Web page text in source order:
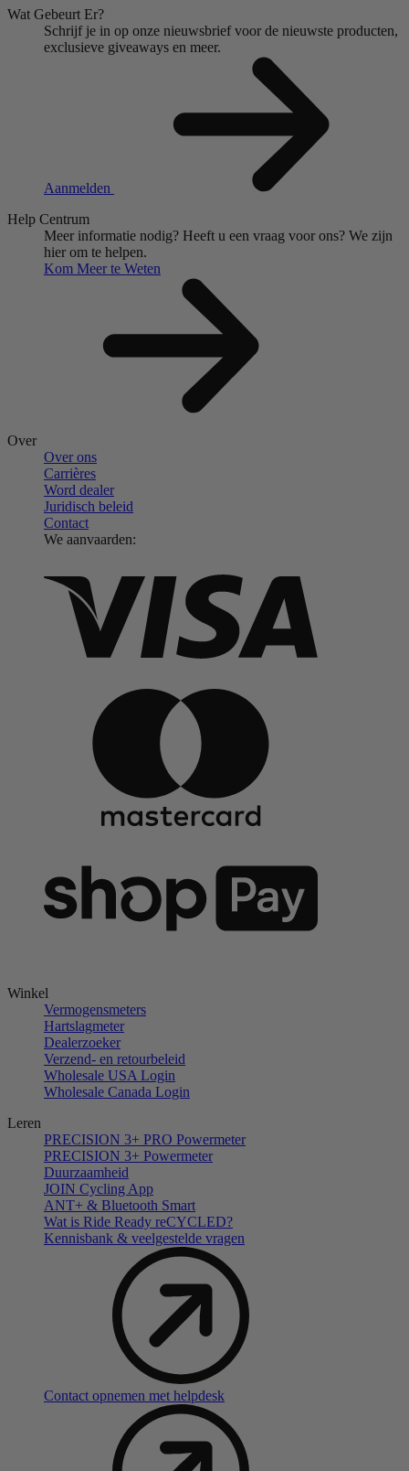
Wat Gebeurt Er?
Schrijf je in op onze nieuwsbrief voor de nieuwste producten,
exclusieve giveaways en meer.
Aanmelden
Help Centrum
Meer informatie nodig? Heeft u een vraag voor ons? We zijn
hier om te helpen.
Kom Meer te Weten
Over
Over ons
Carrières
Word dealer
Juridisch beleid
Contact
We aanvaarden:
Winkel
Vermogensmeters
Hartslagmeter
Dealerzoeker
Verzend- en retourbeleid
Wholesale USA Login
Wholesale Canada Login
Leren
PRECISION 3+ PRO Powermeter
PRECISION 3+ Powermeter
Duurzaamheid
JOIN Cycling App
ANT+ & Bluetooth Smart
Wat is Ride Ready reCYCLED?
Kennisbank & veelgestelde vragen
Contact opnemen met helpdesk